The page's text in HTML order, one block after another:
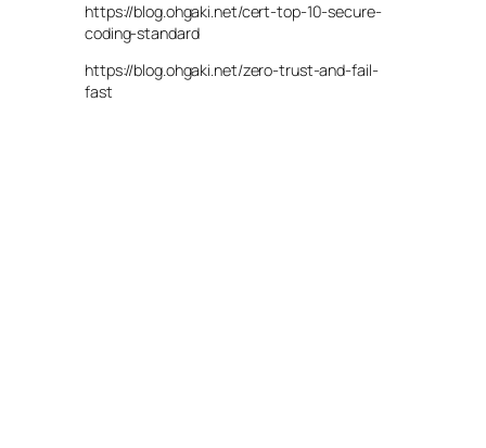
https://blog.ohgaki.net/cert-top-10-secure-
coding-standard
https://blog.ohgaki.net/zero-trust-and-fail-
fast